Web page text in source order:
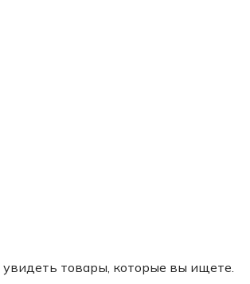
товары, которые вы ищете.